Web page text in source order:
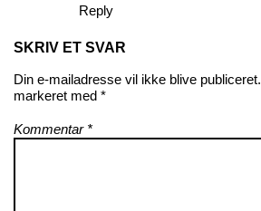
Reply
SKRIV ET SVAR
Din e-mailadresse vil ikke blive publiceret.
markeret med *
Kommentar *